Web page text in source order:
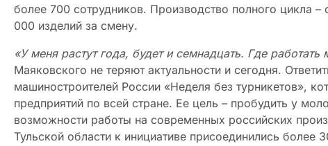
более 700 сотрудников. Производство полного цикла
000 изделий за смену.
«У меня растут года, будет и семнадцать. Где работать
Маяковского не теряют актуальности и сегодня.
машиностроителей России «Неделя без турникетов»,
предприятий по всей стране. Ее цель – пробудить у
возможности работы на современных российских
Тульской области к инициативе присоединились более